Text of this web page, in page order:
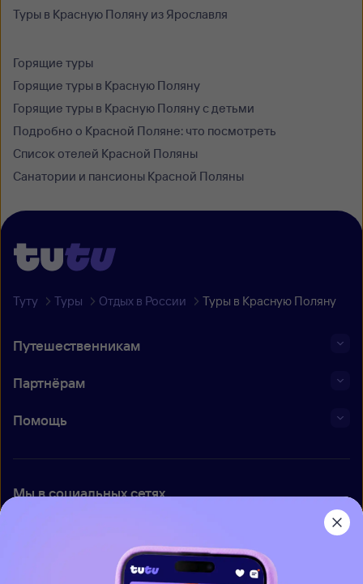
Туры в Красную Поляну из Ярославля
Горящие туры
Горящие туры в Красную Поляну
Горящие туры в Красную Поляну с детьми
Подробно o Красной Поляне: что посмотреть
Список отелей Красной Поляны
Санатории и пансионы Красной Поляны
Туту Туры Отдых в России Туры в Красную Поляну
Путешественникам
Партнёрам
Помощь
Мы в социальных сетях
Приложение Туту